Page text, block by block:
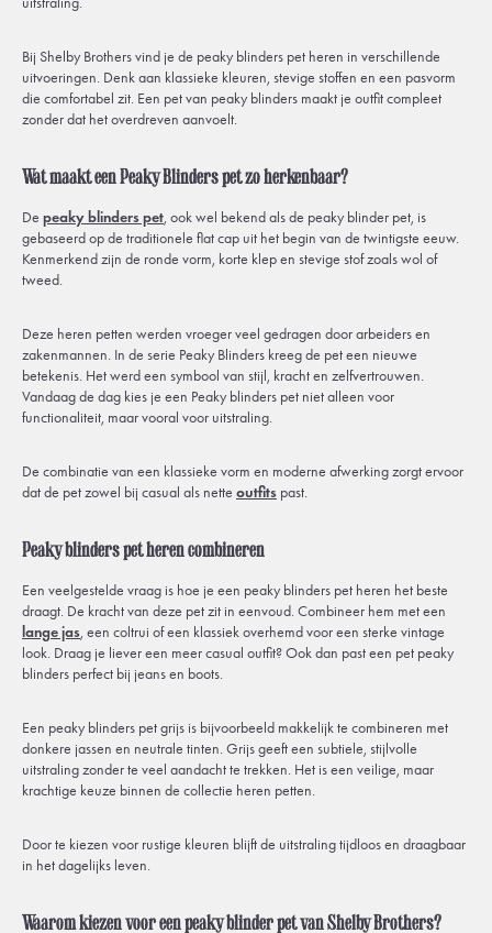
Bij Shelby Brothers vind je de peaky blinders pet heren in verschillende
uitvoeringen. Denk aan klassieke kleuren, stevige stoffen en een pasvorm
die comfortabel zit. Een pet van peaky blinders maakt je outfit compleet
zonder dat het overdreven aanvoelt.
Wat maakt een Peaky Blinders pet zo herkenbaar?
De peaky blinders pet, ook wel bekend als de peaky blinder pet, is
gebaseerd op de traditionele flat cap uit het begin van de twintigste eeuw.
Kenmerkend zijn de ronde vorm, korte klep en stevige stof zoals wol of
tweed.
Deze heren petten werden vroeger veel gedragen door arbeiders en
zakenmannen. In de serie Peaky Blinders kreeg de pet een nieuwe
betekenis. Het werd een symbool van stijl, kracht en zelfvertrouwen.
Vandaag de dag kies je een Peaky blinders pet niet alleen voor
functionaliteit, maar vooral voor uitstraling.
De combinatie van een klassieke vorm en moderne afwerking zorgt ervoor
dat de pet zowel bij casual als nette outfits past.
Peaky blinders pet heren combineren
Een veelgestelde vraag is hoe je een peaky blinders pet heren het beste
draagt. De kracht van deze pet zit in eenvoud. Combineer hem met een
lange jas, een coltrui of een klassiek overhemd voor een sterke vintage
look. Draag je liever een meer casual outfit? Ook dan past een pet peaky
blinders perfect bij jeans en boots.
Een peaky blinders pet grijs is bijvoorbeeld makkelijk te combineren met
donkere jassen en neutrale tinten. Grijs geeft een subtiele, stijlvolle
uitstraling zonder te veel aandacht te trekken. Het is een veilige, maar
krachtige keuze binnen de collectie heren petten.
Door te kiezen voor rustige kleuren blijft de uitstraling tijdloos en draagbaar
in het dagelijks leven.
Waarom kiezen voor een peaky blinder pet van Shelby Brothers?